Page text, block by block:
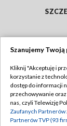
Abonament
Emisja w TVP
Szanujemy
Kliknij "Akceptuję i
korzystanie z
dostęp do informacji
przechowywanie
nas, czyli Telewizję
Zaufanych Partnerów
Partnerów TVP (93